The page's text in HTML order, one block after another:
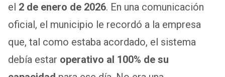
el 2 de enero de 2026. En una comunicación
oficial, el municipio le recordó a la empresa
que, tal como estaba acordado, el sistema
debía estar operativo al 100% de su